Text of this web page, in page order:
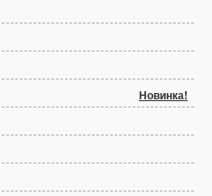
Новинка!